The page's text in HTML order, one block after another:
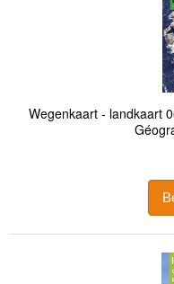
Wegenkaart - landkaart